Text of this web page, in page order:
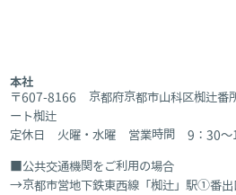
本社
〒607-8166 京都府京都市山科区椥辻番
ート椥辻
定休日 火曜・水曜 営業時間 9：30～
公共交通機関をご利用の場合
京都市営地下鉄東西線「椥辻」駅①番出